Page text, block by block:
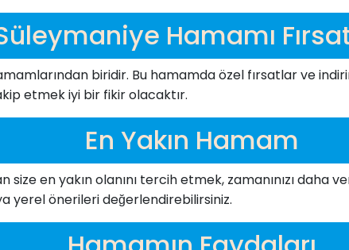
Hamamı
biridir. Bu hamamda özel fırsatlar ve
etmek iyi bir fikir olacaktır.
En Yakın Hamam
en yakın olanını tercih etmek, zamanınızı daha
yerel önerileri değerlendirebilirsiniz.